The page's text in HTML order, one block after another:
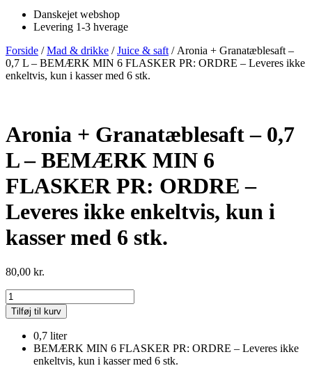
Danskejet webshop
Levering 1-3 hverage
Forside /Mad & drikke /Juice & saft / Aronia + Granatæblesaft –
0,7 L – BEMÆRK MIN 6 FLASKER PR: ORDRE – Leveres ikke
enkeltvis, kun i kasser med 6 stk.
Aronia + Granatæblesaft – 0,7
L – BEMÆRK MIN 6
FLASKER PR: ORDRE –
Leveres ikke enkeltvis, kun i
kasser med 6 stk.
80,00 kr.
Aronia
+
Granatæblesaft
Tilføj til kurv
0,7 liter
BEMÆRK MIN 6 FLASKER PR: ORDRE – Leveres ikke
enkeltvis, kun i kasser med 6 stk.